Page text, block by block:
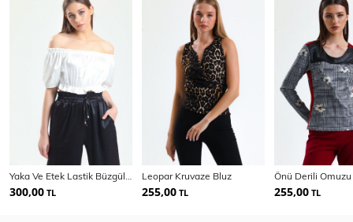
300,00 TL
Leopar Kruvaze Bluz
255,00 TL 255,00 TL